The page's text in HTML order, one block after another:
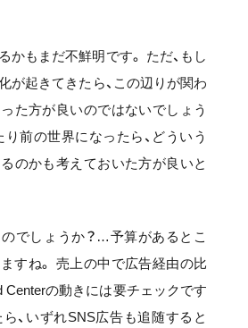
かもまだ不鮮明です。 ただ、もし
が起きてきたら、この辺りが関わ
た方が良いのではないでしょう
り前の世界になったら、どういう
のかも考えておいた方が良いと
でしょうか？…予算があるとこ
すね。 売上の中で広告経由の比
Centerの動きには要チェックです
、いずれSNS広告も追随すると